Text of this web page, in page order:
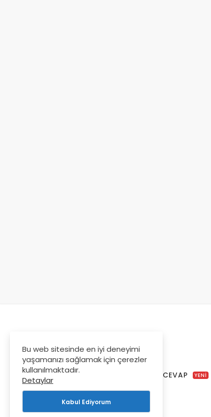
BITKIATLAS SORU-CEVAP YENİ
Bu web sitesinde en iyi deneyimi
yaşamanızı sağlamak için çerezler
kullanılmaktadır.
Detaylar
Kabul Ediyorum